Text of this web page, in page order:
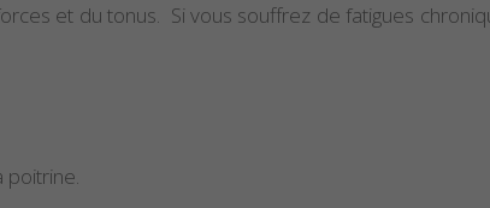
et du tonus. Si vous souffrez de fatigues
poitrine.